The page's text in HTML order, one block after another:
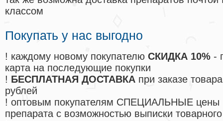
классом
Покупать у нас выгодно
! каждому новому покупателю СКИДКА 10% -
карта на последующие покупки
! БЕСПЛАТНАЯ ДОСТАВКА при заказе
рублей
! оптовым покупателям СПЕЦИАЛЬНЫЕ цены
препарата с возможностью выписки